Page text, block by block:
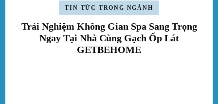
TIN TỨC TRONG NGÀNH
Trải Nghiệm Không Gian Spa Sang Trọng
Ngay Tại Nhà Cùng Gạch Ốp Lát
GETBEHOME